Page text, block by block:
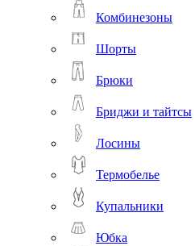
Комбинезоны
Шорты
Брюки
Бриджи и тайтсы
Лосины
Термобелье
Купальники
Юбка